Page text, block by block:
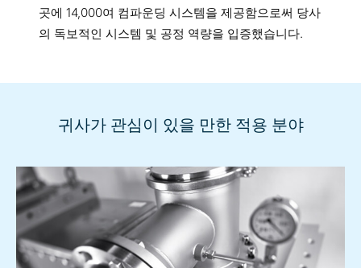
곳에 14,000여 컴파운딩 시스템을 제공함으로써 당사
의 독보적인 시스템 및 공정 역량을 입증했습니다.
귀사가 관심이 있을 만한 적용 분야